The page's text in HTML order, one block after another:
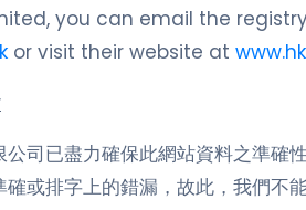
you can email the
or visit their website at
司已盡力確保此網站資料之準確
或排字上的錯漏，故此，我們不